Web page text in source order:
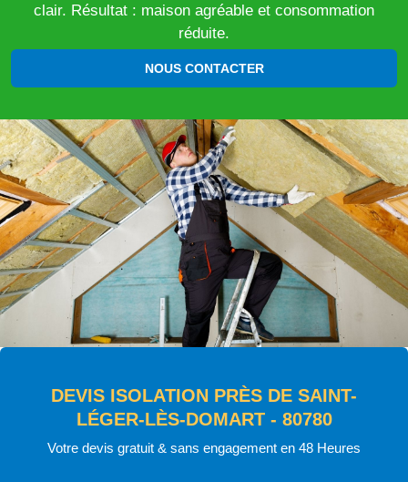
clair. Résultat : maison agréable et consommation
réduite.
NOUS CONTACTER
DEVIS ISOLATION PRÈS DE SAINT-
LÉGER-LÈS-DOMART - 80780
Votre devis gratuit & sans engagement en 48 Heures